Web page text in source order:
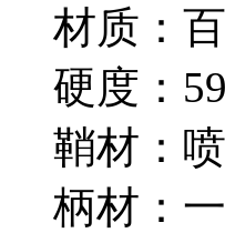
材质：
硬度：
鞘材：
柄材：